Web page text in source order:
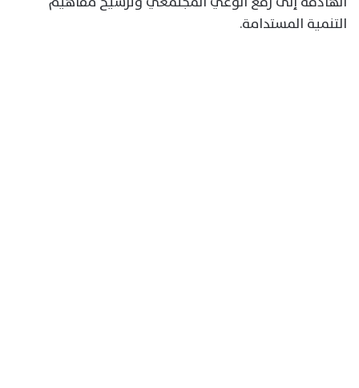
التنمية المستدامة.